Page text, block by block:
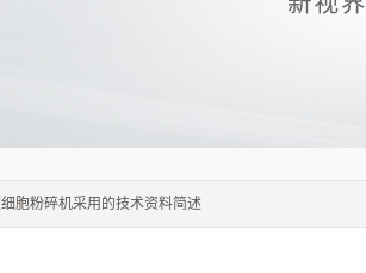
胞粉碎机采用的技术资料简述